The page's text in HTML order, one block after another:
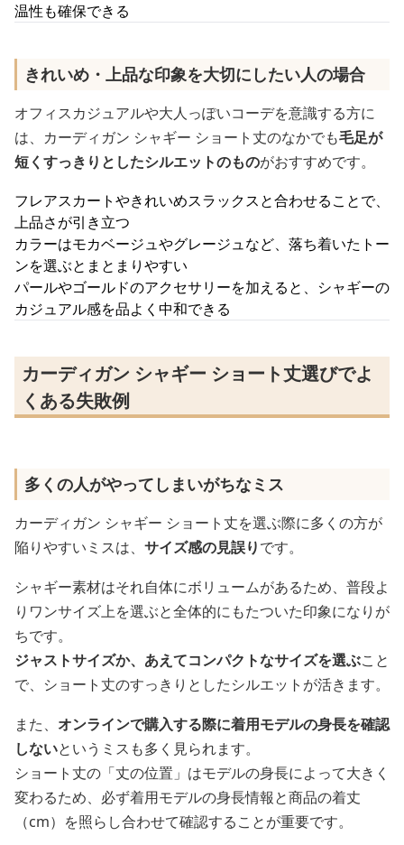
温性も確保できる
きれいめ・上品な印象を大切にしたい人の場合
オフィスカジュアルや大人っぽいコーデを意識する方に
は、カーディガン シャギー ショート丈のなかでも毛足が
短くすっきりとしたシルエットのものがおすすめです。
フレアスカートやきれいめスラックスと合わせることで、
上品さが引き立つ
カラーはモカベージュやグレージュなど、落ち着いたトー
ンを選ぶとまとまりやすい
パールやゴールドのアクセサリーを加えると、シャギーの
カジュアル感を品よく中和できる
カーディガン シャギー ショート丈選びでよ
くある失敗例
多くの人がやってしまいがちなミス
カーディガン シャギー ショート丈を選ぶ際に多くの方が
陥りやすいミスは、 サイズ感の見誤りです。
シャギー素材はそれ自体にボリュームがあるため、普段よ
りワンサイズ上を選ぶと全体的にもたついた印象になりが
ちです。
ジャストサイズか、あえてコンパクトなサイズを選ぶこと
で、ショート丈のすっきりとしたシルエットが活きます。
また、 オンラインで購入する際に着用モデルの身長を確認
しないというミスも多く見られます。
ショート丈の「丈の位置」はモデルの身長によって大きく
変わるため、必ず着用モデルの身長情報と商品の着丈
（cm）を照らし合わせて確認することが重要です。